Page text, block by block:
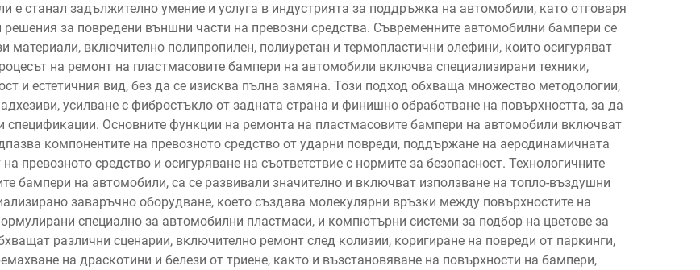
е станал задължително умение и услуга в индустрията за поддръжка на автомобили, като отговаря
за повредени външни части на превозни средства. Съвременните автомобилни бампери се
включително полипропилен, полиуретан и термопластични олефини, които осигуряват
на ремонт на пластмасовите бампери на автомобили включва специализирани техники,
и естетичния вид, без да се изисква пълна замяна. Този подход обхваща множество методологии,
усилване с фибростъкло от задната страна и финишно обработване на повърхността, за да
спецификации. Основните функции на ремонта на пластмасовите бампери на автомобили включват
компонентите на превозното средство от ударни повреди, поддържане на аеродинамичната
превозното средство и осигуряване на съответствие с нормите за безопасност. Технологичните
бампери на автомобили, са се развивали значително и включват използване на топло-въздушни
заваръчно оборудване, което създава молекулярни връзки между повърхностите на
специално за автомобилни пластмаси, и компютърни системи за подбор на цветове за
различни сценарии, включително ремонт след колизии, коригиране на повреди от паркинги,
на драскотини и белези от триене, както и възстановяване на повърхности на бампери,